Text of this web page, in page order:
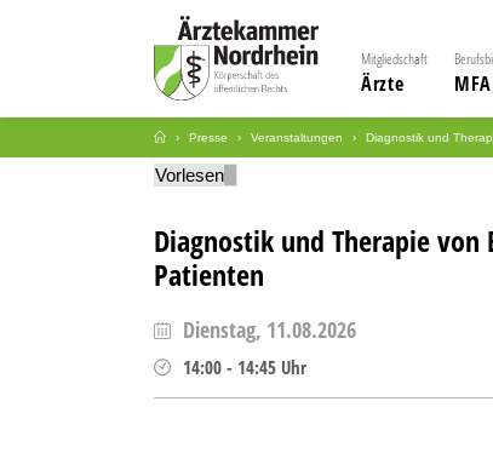
Mitgliedschaft
Ärzte MFA
Presse Veranstaltungen Diagnostik und
Vorlesen
Diagnostik und Therapie
Patienten
Dienstag, 11.08.2026
14:00 - 14:45 Uhr